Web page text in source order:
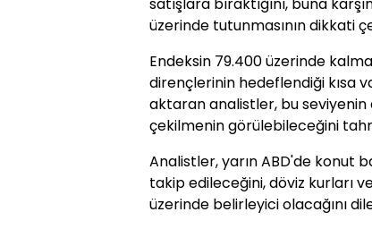
üzerinde tutunmasının dikkati
Endeksin 79.400 üzerinde
dirençlerinin hedeflendiği kısa
aktaran analistler, bu
çekilmenin görülebileceğini
Analistler, yarın ABD'de konut
takip edileceğini, döviz kurları
üzerinde belirleyici olacağını